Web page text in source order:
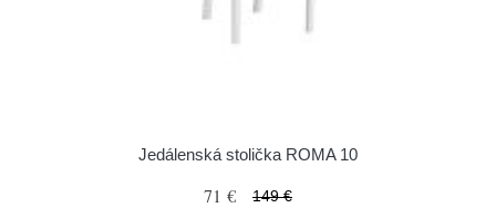
Jedálenská stolička ROMA 10
71 € 149 €